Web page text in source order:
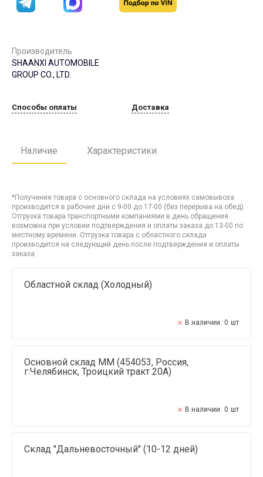
Производитель
SHAANXI AUTOMOBILE
GROUP CO., LTD.
Способы оплаты Доставка
Наличие Характеристики
*Получение товара с основного склада на условиях самовывоза
производится в рабочие дни с 9-00 до 17-00 (без перерыва на обед).
Отгрузка товара транспортными компаниями в день обращения
возможна при условии подтверждения и оплаты заказа до 13-00 по
местному времени. Отгрузка товара с областного склада
производится на следующий день после подтверждения и оплаты
заказа.
Областной склад (Холодный)
В наличии: 0 шт
Основной склад ММ (454053, Россия,
г.Челябинск, Троицкий тракт 20А)
В наличии: 0 шт
Склад "Дальневосточный" (10-12 дней)